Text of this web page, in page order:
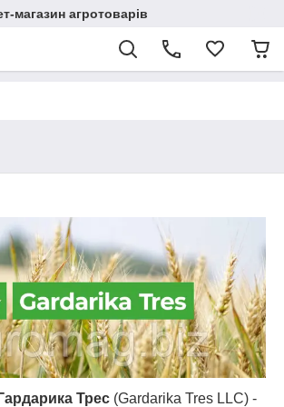
магазин агротоварів
Трес (Gardarika Tres LLC) -